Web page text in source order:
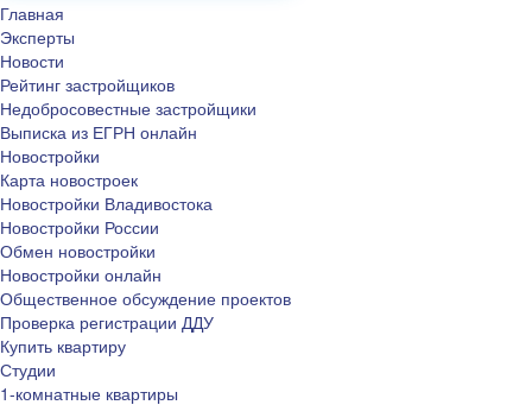
Главная
Эксперты
Новости
Рейтинг застройщиков
Недобросовестные застройщики
Выписка из ЕГРН онлайн
Новостройки
Карта новостроек
Новостройки Владивостока
Новостройки России
Обмен новостройки
Новостройки онлайн
Общественное обсуждение проектов
Проверка регистрации ДДУ
Купить квартиру
Студии
1-комнатные квартиры